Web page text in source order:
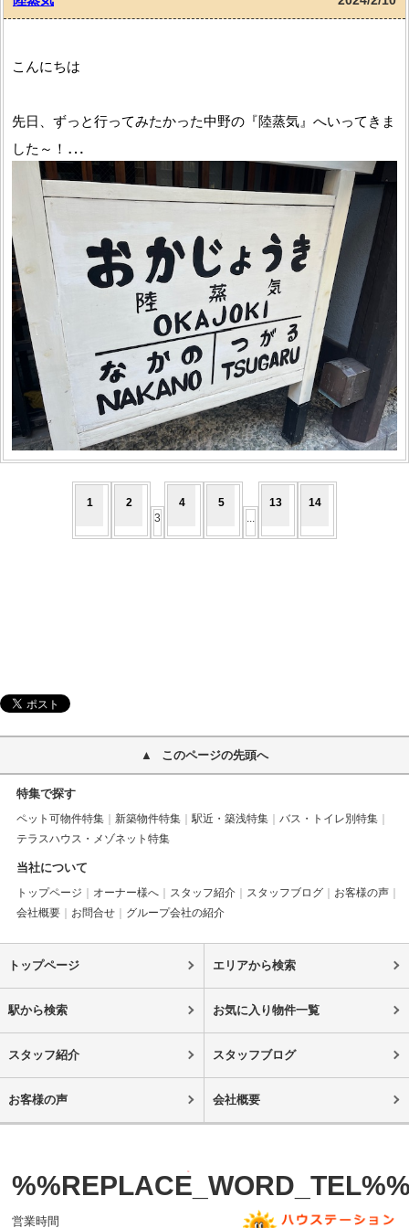
こんにちは
先日、ずっと行ってみたかった中野の『陸蒸気』へいってきま
した～！
平日の13時にいったのですが、ランチタイムなだけあり並んで
いました
さすが人気店です。
私はほっけの食券を購入しました☆
なんと目の前で焼いてくれます
1
2
3
4
5
...
13 14
このページの先頭へ
特集で探す
ペット可物件特集 新築物件特集 駅近・築浅特集
バス・トイレ別特集
テラスハウス・メゾネット特集
当社について
トップページ オーナー様へ スタッフ紹介 スタッフブログ
お客様の声
会社概要
お問合せ グループ会社の紹介
トップページ エリアから検索
駅から検索 お気に入り物件一覧
スタッフ紹介 スタッフブログ
お客様の声 会社概要
営業時間